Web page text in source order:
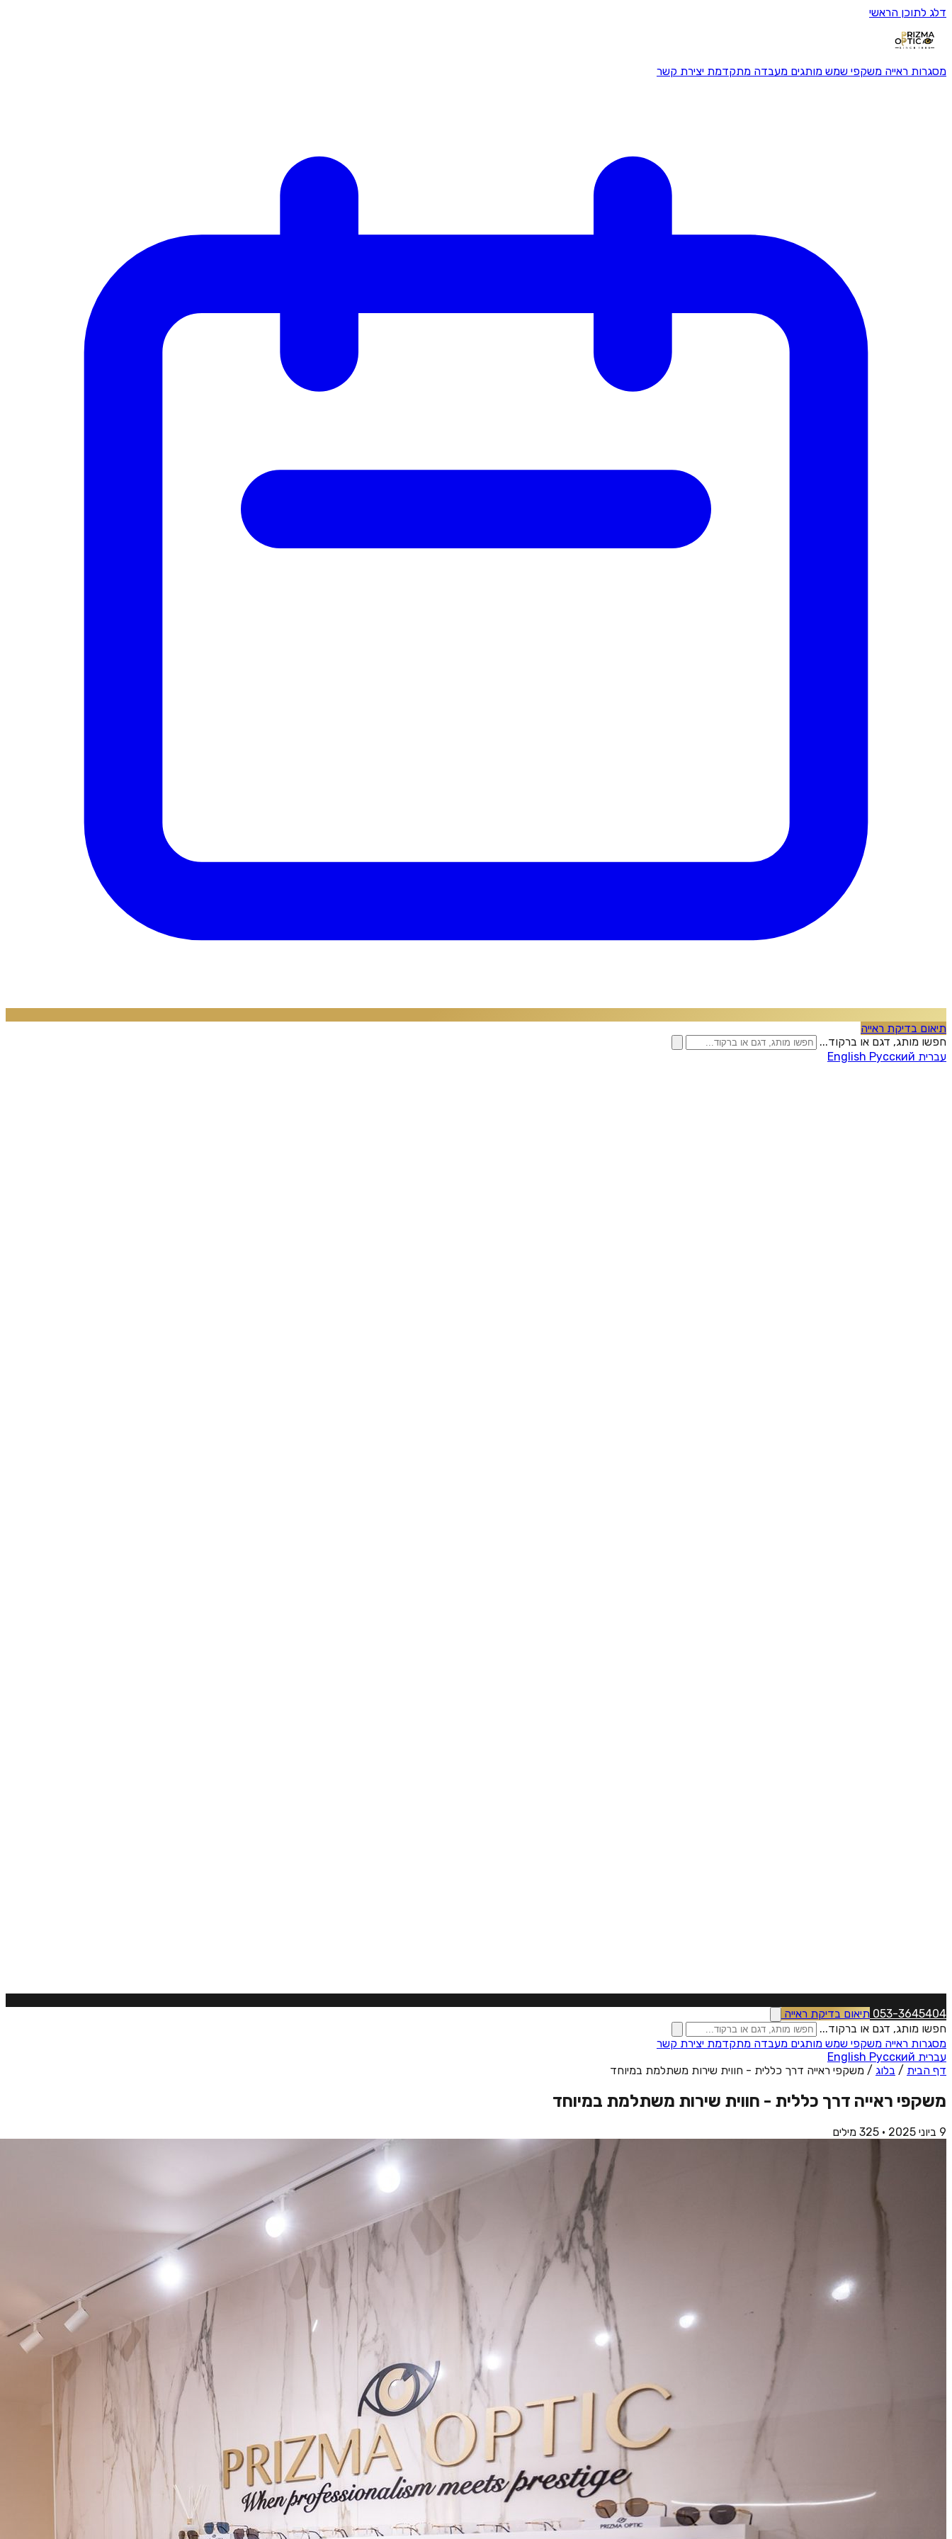
דלג לתוכן הראשי
מסגרות ראייה משקפי שמש מותגים מעבדה מתקדמת יצירת קשר
תיאום בדיקת ראייה
חפשו מותג, דגם או ברקוד...
עברית
English Русский
053-3645404 תיאום בדיקת ראייה
חפשו מותג, דגם או ברקוד...
מסגרות ראייה משקפי שמש מותגים מעבדה מתקדמת יצירת קשר
עברית
English Русский
דף הבית / בלוג / משקפי ראייה דרך כללית - חווית שירות משתלמת במיוחד
משקפי ראייה דרך כללית - חווית שירות משתלמת במיוחד
9 ביוני 2025 · 325 מילים